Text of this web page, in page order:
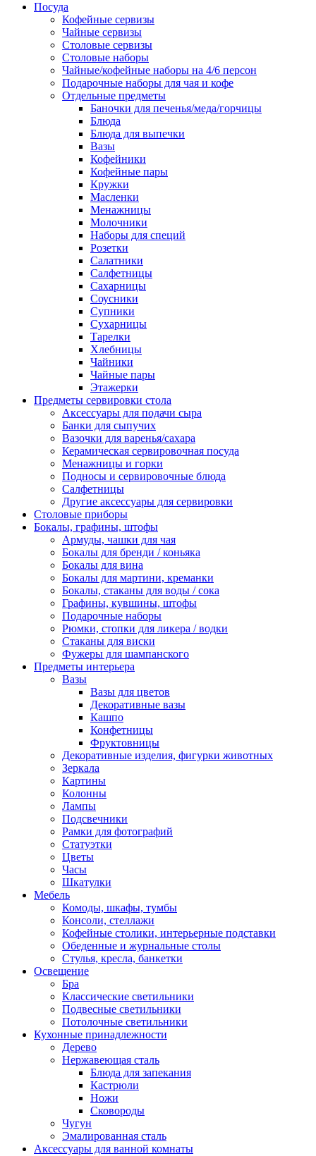
Посуда
Кофейные сервизы
Чайные сервизы
Столовые сервизы
Столовые наборы
Чайные/кофейные наборы на 4/6 персон
Подарочные наборы для чая и кофе
Отдельные предметы
Баночки для печенья/меда/горчицы
Блюда
Блюда для выпечки
Вазы
Кофейники
Кофейные пары
Кружки
Масленки
Менажницы
Молочники
Наборы для специй
Розетки
Салатники
Салфетницы
Сахарницы
Соусники
Супники
Сухарницы
Тарелки
Хлебницы
Чайники
Чайные пары
Этажерки
Предметы сервировки стола
Аксессуары для подачи сыра
Банки для сыпучих
Вазочки для варенья/сахара
Керамическая сервировочная посуда
Менажницы и горки
Подносы и сервировочные блюда
Салфетницы
Другие аксессуары для сервировки
Столовые приборы
Бокалы, графины, штофы
Армуды, чашки для чая
Бокалы для бренди / коньяка
Бокалы для вина
Бокалы для мартини, креманки
Бокалы, стаканы для воды / сока
Графины, кувшины, штофы
Подарочные наборы
Рюмки, стопки для ликера / водки
Стаканы для виски
Фужеры для шампанского
Предметы интерьера
Вазы
Вазы для цветов
Декоративные вазы
Кашпо
Конфетницы
Фруктовницы
Декоративные изделия, фигурки животных
Зеркала
Картины
Колонны
Лампы
Подсвечники
Рамки для фотографий
Статуэтки
Цветы
Часы
Шкатулки
Мебель
Комоды, шкафы, тумбы
Консоли, стеллажи
Кофейные столики, интерьерные подставки
Обеденные и журнальные столы
Стулья, кресла, банкетки
Освещение
Бра
Классические светильники
Подвесные светильники
Потолочные светильники
Кухонные принадлежности
Дерево
Нержавеющая сталь
Блюда для запекания
Кастрюли
Ножи
Сковороды
Чугун
Эмалированная сталь
Аксессуары для ванной комнаты